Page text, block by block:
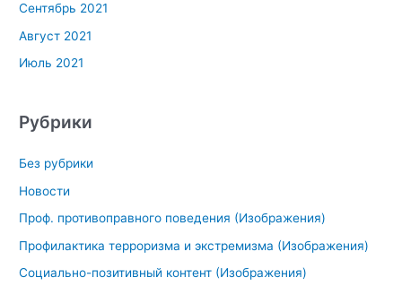
Сентябрь 2021
Август 2021
Июль 2021
Рубрики
Без рубрики
Новости
Проф. противоправного поведения (Изображения)
Профилактика терроризма и экстремизма (Изображения)
Социально-позитивный контент (Изображения)